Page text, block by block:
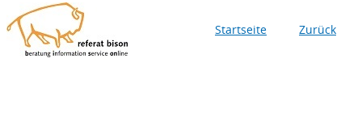
Startseite Zurück